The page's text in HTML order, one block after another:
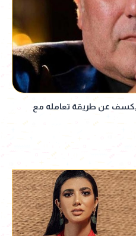
عن طريقة تعامله مع